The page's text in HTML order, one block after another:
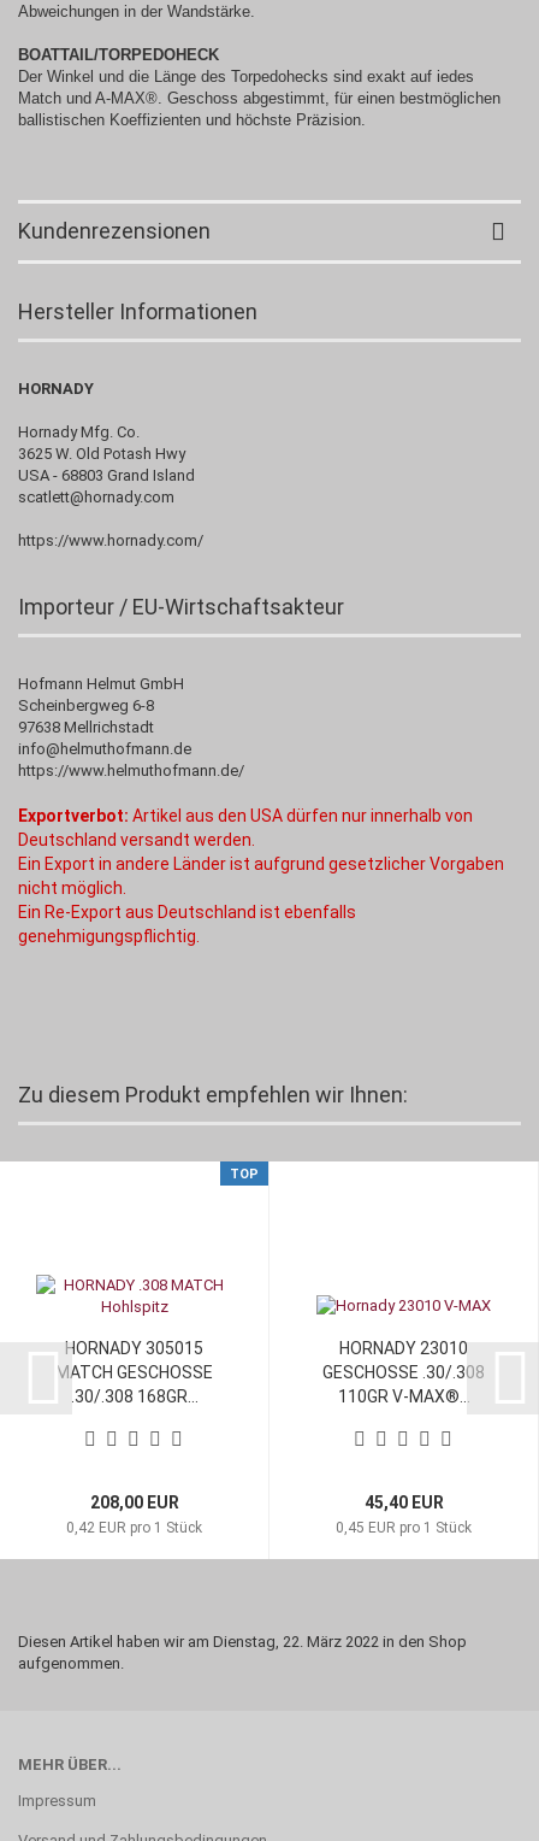
Abweichungen in der Wandstärke.
BOATTAIL/TORPEDOHECK
Der Winkel und die Länge des Torpedohecks sind exakt auf iedes
Match und A-MAX®. Geschoss abgestimmt, für einen bestmöglichen
ballistischen Koeffizienten und höchste Präzision.
Kundenrezensionen
Hersteller Informationen
HORNADY
Hornady Mfg. Co.
3625 W. Old Potash Hwy
USA - 68803 Grand Island
scatlett@hornady.com
https://www.hornady.com/
Importeur / EU-Wirtschaftsakteur
Hofmann Helmut GmbH
Scheinbergweg 6-8
97638 Mellrichstadt
info@helmuthofmann.de
https://www.helmuthofmann.de/
Exportverbot: Artikel aus den USA dürfen nur innerhalb von
Deutschland versandt werden.
Ein Export in andere Länder ist aufgrund gesetzlicher Vorgaben
nicht möglich.
Ein Re-Export aus Deutschland ist ebenfalls
genehmigungspflichtig.
Zu diesem Produkt empfehlen wir Ihnen:
TOP
HORNADY 305015
MATCH GESCHOSSE
.30/.308 168GR...
208,00 EUR
0,42 EUR pro 1 Stück
HORNADY 23010
GESCHOSSE .30/.308
110GR V-MAX®...
45,40 EUR
0,45 EUR pro 1 Stück
Diesen Artikel haben wir am Dienstag, 22. März 2022 in den Shop
aufgenommen.
MEHR ÜBER...
Impressum